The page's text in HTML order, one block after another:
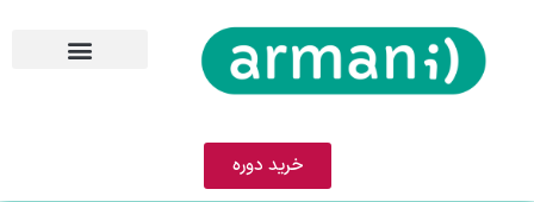
خرید دوره